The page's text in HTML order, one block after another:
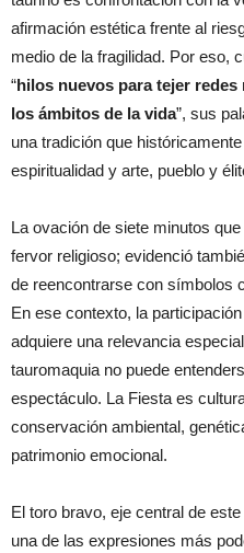
afirmación estética frente al
medio de la fragilidad. Por eso,
“hilos nuevos para tejer
los ámbitos de la vida”, sus
una tradición que
espiritualidad y arte, pueblo y
La ovación de siete minutos
fervor religioso; evidenció
de reencontrarse con símbolos
En ese contexto, la
adquiere una relevancia
tauromaquia no puede
espectáculo. La Fiesta es
conservación ambiental,
patrimonio emocional.
El toro bravo, eje central de
una de las expresiones más